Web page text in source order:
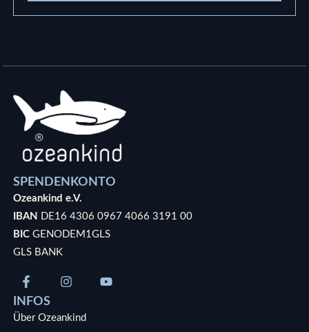
SPENDENKONTO
Ozeankind e.V.
IBAN DE16 4306 0967 4066 3191 00
BICGENODEM1GLS
GLS BANK
INFOS
Über Ozeankind